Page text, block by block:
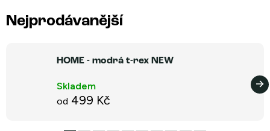
Nejprodávanější
HOME - modrá t-rex NEW
Skladem
od 499 Kč